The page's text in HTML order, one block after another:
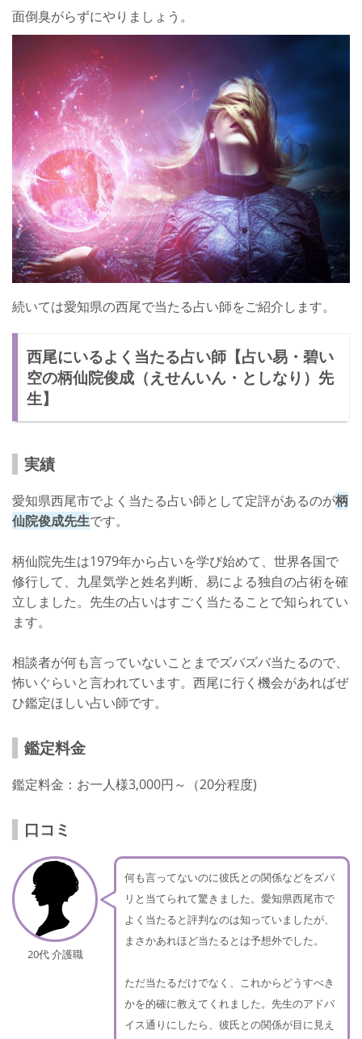
面倒臭がらずにやりましょう。
続いては愛知県の西尾で当たる占い師をご紹介します。
西尾にいるよく当たる占い師【占い易・碧い
空の柄仙院俊成（えせんいん・としなり）先
生】
実績
愛知県西尾市でよく当たる占い師として定評があるのが柄
仙院俊成先生です。
柄仙院先生は1979年から占いを学び始めて、世界各国で
修行して、九星気学と姓名判断、易による独自の占術を確
立しました。先生の占いはすごく当たることで知られてい
ます。
相談者が何も言っていないことまでズバズバ当たるので、
怖いぐらいと言われています。西尾に行く機会があればぜ
ひ鑑定ほしい占い師です。
鑑定料金
鑑定料金：お一人様3,000円～（20分程度)
口コミ
20代 介護職
何も言ってないのに彼氏との関係などをズバ
リと当てられて驚きました。愛知県西尾市で
よく当たると評判なのは知っていましたが、
まさかあれほど当たるとは予想外でした。
ただ当たるだけでなく、これからどうすべき
かを的確に教えてくれました。先生のアドバ
イス通りにしたら、彼氏との関係が目に見え